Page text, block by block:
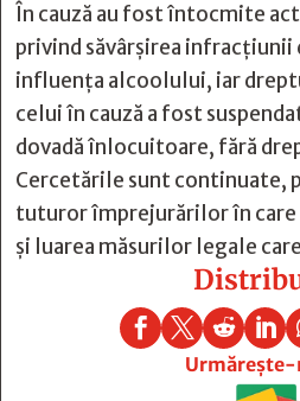
În cauză au fost întocmite
privind săvârșirea infracțiunii
influența alcoolului, iar
celui în cauză a fost
dovadă înlocuitoare, fără
Cercetările sunt continuate,
tuturor împrejurărilor în care
și luarea măsurilor legale
   
Urmărește-